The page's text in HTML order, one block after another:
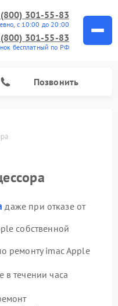
301-55-83
с 10:00 до 20:00
301-55-83
бесплатный по РФ
Позвонить
даже при отказе от
собственной
ремонту imac Apple
течении часа